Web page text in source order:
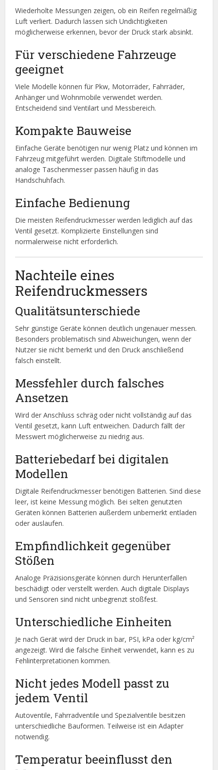
Wiederholte Messungen zeigen, ob ein Reifen regelmäßig
Luft verliert. Dadurch lassen sich Undichtigkeiten
möglicherweise erkennen, bevor der Druck stark absinkt.
Für verschiedene Fahrzeuge
geeignet
Viele Modelle können für Pkw, Motorräder, Fahrräder,
Anhänger und Wohnmobile verwendet werden.
Entscheidend sind Ventilart und Messbereich.
Kompakte Bauweise
Einfache Geräte benötigen nur wenig Platz und können im
Fahrzeug mitgeführt werden. Digitale Stiftmodelle und
analoge Taschenmesser passen häufig in das
Handschuhfach.
Einfache Bedienung
Die meisten Reifendruckmesser werden lediglich auf das
Ventil gesetzt. Komplizierte Einstellungen sind
normalerweise nicht erforderlich.
Nachteile eines
Reifendruckmessers
Qualitätsunterschiede
Sehr günstige Geräte können deutlich ungenauer messen.
Besonders problematisch sind Abweichungen, wenn der
Nutzer sie nicht bemerkt und den Druck anschließend
falsch einstellt.
Messfehler durch falsches
Ansetzen
Wird der Anschluss schräg oder nicht vollständig auf das
Ventil gesetzt, kann Luft entweichen. Dadurch fällt der
Messwert möglicherweise zu niedrig aus.
Batteriebedarf bei digitalen
Modellen
Digitale Reifendruckmesser benötigen Batterien. Sind diese
leer, ist keine Messung möglich. Bei selten genutzten
Geräten können Batterien außerdem unbemerkt entladen
oder auslaufen.
Empfindlichkeit gegenüber
Stößen
Analoge Präzisionsgeräte können durch Herunterfallen
beschädigt oder verstellt werden. Auch digitale Displays
und Sensoren sind nicht unbegrenzt stoßfest.
Unterschiedliche Einheiten
Je nach Gerät wird der Druck in bar, PSI, kPa oder kg/cm²
angezeigt. Wird die falsche Einheit verwendet, kann es zu
Fehlinterpretationen kommen.
Nicht jedes Modell passt zu
jedem Ventil
Autoventile, Fahrradventile und Spezialventile besitzen
unterschiedliche Bauformen. Teilweise ist ein Adapter
notwendig.
Temperatur beeinflusst den